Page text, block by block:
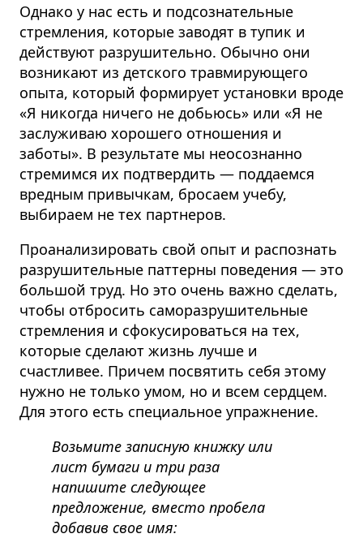
Однако у нас есть и подсознательные
стремления, которые заводят в тупик и
действуют разрушительно. Обычно они
возникают из детского травмирующего
опыта, который формирует установки вроде
«Я никогда ничего не добьюсь» или «Я не
заслуживаю хорошего отношения и
заботы». В результате мы неосознанно
стремимся их подтвердить — поддаемся
вредным привычкам, бросаем учебу,
выбираем не тех партнеров.
Проанализировать свой опыт и распознать
разрушительные паттерны поведения — это
большой труд. Но это очень важно сделать,
чтобы отбросить саморазрушительные
стремления и сфокусироваться на тех,
которые сделают жизнь лучше и
счастливее. Причем посвятить себя этому
нужно не только умом, но и всем сердцем.
Для этого есть специальное упражнение.
Возьмите записную книжку или
лист бумаги и три раза
напишите следующее
предложение, вместо пробела
добавив свое имя: